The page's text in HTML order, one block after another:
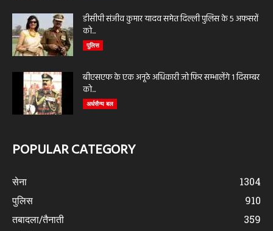
डीसीपी संजीव कुमार यादव समेत दिल्ली पुलिस के 5 अफसरों
को...
पुलिस
बीएसएफ के एक अनूठे अधिकारी जो फिर सम्भालेंगे 1 दिसम्बर
को...
अर्धसैन्य बल
POPULAR CATEGORY
सेना
1304
पुलिस
910
तबादला/तैनाती
359